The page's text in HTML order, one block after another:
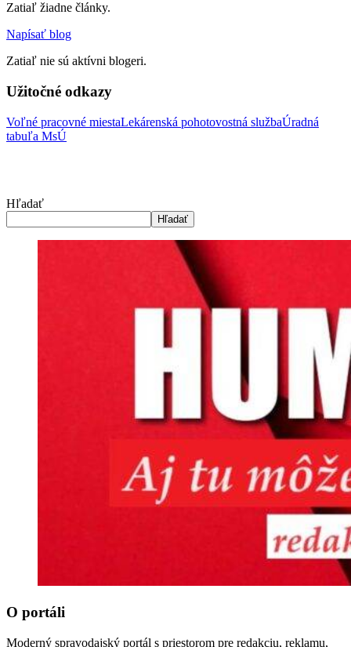
Zatiaľ žiadne články.
Napísať blog
Zatiaľ nie sú aktívni blogeri.
Užitočné odkazy
Voľné pracovné miestaLekárenská pohotovostná službaÚradná
tabuľa MsÚ
Hľadať
Hľadať
O portáli
Moderný spravodajský portál s priestorom pre redakciu, reklamu,